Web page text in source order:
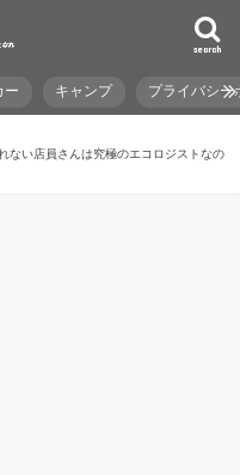
search
ー キャンプ プライバシー
ない店員さんは究極のエコロジストなの